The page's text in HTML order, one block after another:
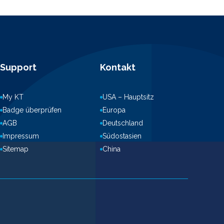
Support
My KT
Badge überprüfen
AGB
Impressum
Sitemap
Kontakt
USA – Hauptsitz
Europa
Deutschland
Südostasien
China